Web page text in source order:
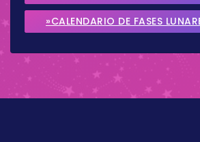
SEPTIEMBRE 2026
»CALENDARIO DE FASES